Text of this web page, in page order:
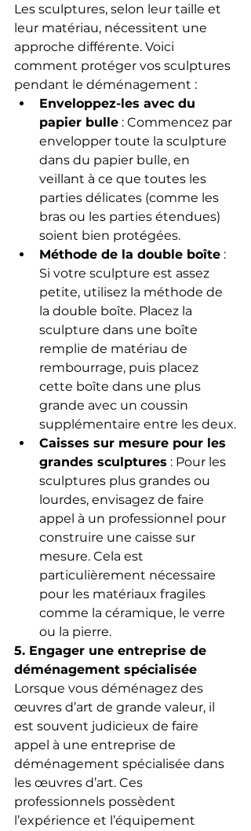
Les sculptures, selon leur taille et
leur matériau, nécessitent une
approche différente. Voici
comment protéger vos sculptures
pendant le déménagement :
Enveloppez-les avec du
papier bulle : Commencez par
envelopper toute la sculpture
dans du papier bulle, en
veillant à ce que toutes les
parties délicates (comme les
bras ou les parties étendues)
soient bien protégées.
Méthode de la double boîte :
Si votre sculpture est assez
petite, utilisez la méthode de
la double boîte. Placez la
sculpture dans une boîte
remplie de matériau de
rembourrage, puis placez
cette boîte dans une plus
grande avec un coussin
supplémentaire entre les deux.
Caisses sur mesure pour les
grandes sculptures : Pour les
sculptures plus grandes ou
lourdes, envisagez de faire
appel à un professionnel pour
construire une caisse sur
mesure. Cela est
particulièrement nécessaire
pour les matériaux fragiles
comme la céramique, le verre
ou la pierre.
5. Engager une entreprise de
déménagement spécialisée
Lorsque vous déménagez des
œuvres d’art de grande valeur, il
est souvent judicieux de faire
appel à une entreprise de
déménagement spécialisée dans
les œuvres d’art. Ces
professionnels possèdent
l’expérience et l’équipement